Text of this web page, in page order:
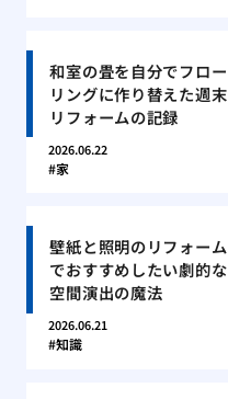
和室の畳を自分でフロー
リングに作り替えた週末
リフォームの記録
2026.06.22
家
壁紙と照明のリフォーム
でおすすめしたい劇的な
空間演出の魔法
2026.06.21
知識